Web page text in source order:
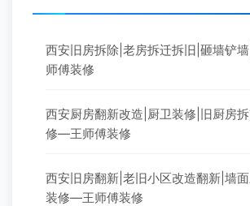
西安旧房拆除|老房拆迁拆旧|砸墙铲
师傅装修
西安厨房翻新改造|厨卫装修|旧厨房
修—王师傅装修
西安旧房翻新|老旧小区改造翻新|墙
装修—王师傅装修